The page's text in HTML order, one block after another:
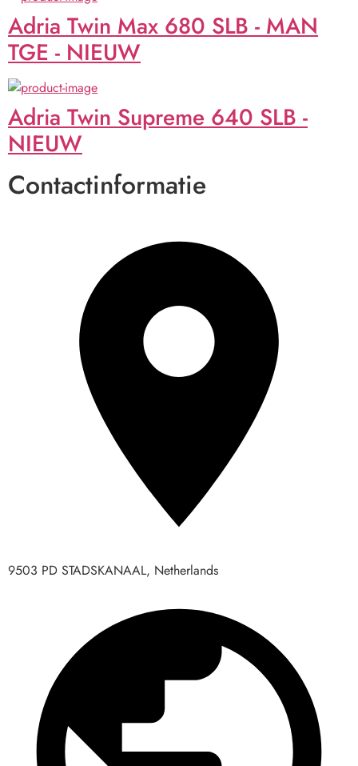
Adria Twin Max 680 SLB - MAN
TGE - NIEUW
Adria Twin Supreme 640 SLB -
NIEUW
Contactinformatie
9503 PD STADSKANAAL, Netherlands